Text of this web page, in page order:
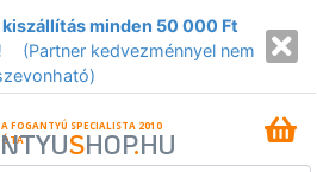
minden 50 000 Ft
(Partner kedvezménnyel nem
A FOGANTYÚ SPECIALISTA 2010
ÓTA
SHOP.HU